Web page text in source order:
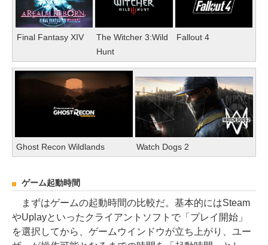
Final Fantasy XIV
The Witcher 3:Wild
Hunt
Fallout 4
Ghost Recon Wildlands Watch Dogs 2
ゲーム起動時間
まずはゲームの起動時間の比較だ。基本的にはSteam
やUplayといったクライアントソフトで「プレイ開始」
を選択してから、ゲームウインドウが立ち上がり、ユー